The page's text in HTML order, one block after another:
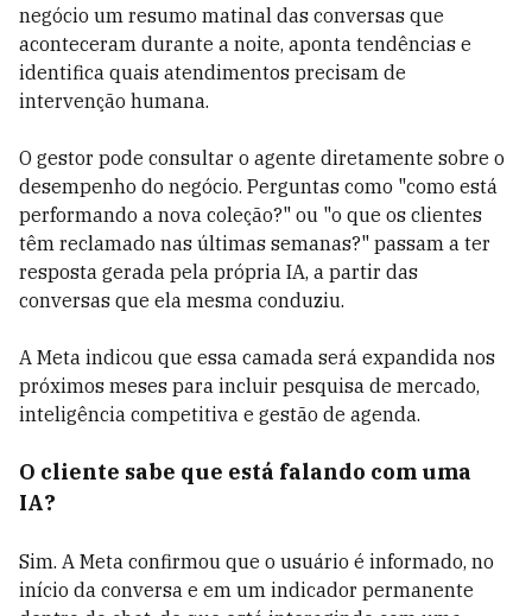
negócio um resumo matinal das conversas que
aconteceram durante a noite, aponta tendências e
identifica quais atendimentos precisam de
intervenção humana.
O gestor pode consultar o agente diretamente sobre o
desempenho do negócio. Perguntas como "como está
performando a nova coleção?" ou "o que os clientes
têm reclamado nas últimas semanas?" passam a ter
resposta gerada pela própria IA, a partir das
conversas que ela mesma conduziu.
A Meta indicou que essa camada será expandida nos
próximos meses para incluir pesquisa de mercado,
inteligência competitiva e gestão de agenda.
O cliente sabe que está falando com uma
IA?
Sim. A Meta confirmou que o usuário é informado, no
início da conversa e em um indicador permanente